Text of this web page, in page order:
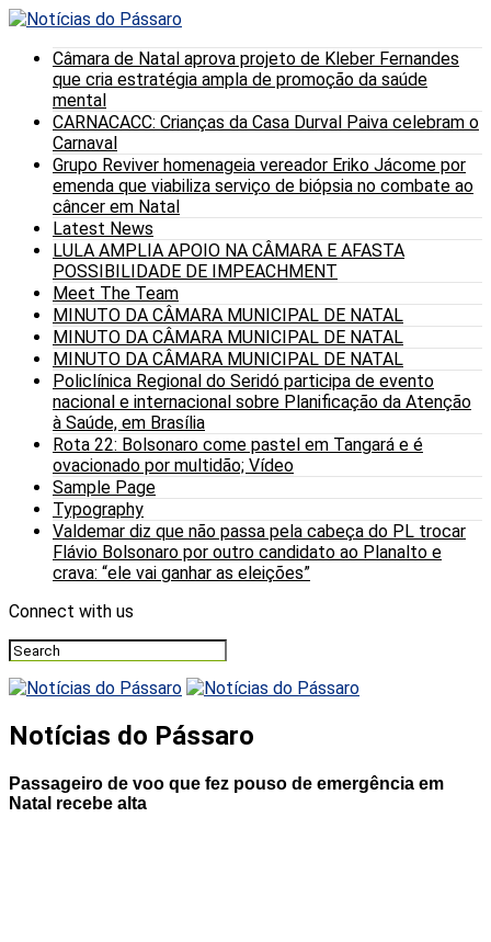
Câmara de Natal aprova projeto de Kleber Fernandes
que cria estratégia ampla de promoção da saúde
mental
CARNACACC: Crianças da Casa Durval Paiva celebram o
Carnaval
Grupo Reviver homenageia vereador Eriko Jácome por
emenda que viabiliza serviço de biópsia no combate ao
câncer em Natal
Latest News
LULA AMPLIA APOIO NA CÂMARA E AFASTA
POSSIBILIDADE DE IMPEACHMENT
Meet The Team
MINUTO DA CÂMARA MUNICIPAL DE NATAL
MINUTO DA CÂMARA MUNICIPAL DE NATAL
MINUTO DA CÂMARA MUNICIPAL DE NATAL
Policlínica Regional do Seridó participa de evento
nacional e internacional sobre Planificação da Atenção
à Saúde, em Brasília
Rota 22: Bolsonaro come pastel em Tangará e é
ovacionado por multidão; Vídeo
Sample Page
Typography
Valdemar diz que não passa pela cabeça do PL trocar
Flávio Bolsonaro por outro candidato ao Planalto e
crava: “ele vai ganhar as eleições”
Connect with us
Notícias do Pássaro
Passageiro de voo que fez pouso de emergência em
Natal recebe alta